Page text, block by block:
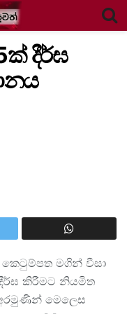
දීර්ඝ
මගින් වීසා
දීර්ඝ කිරීමට නියමිත
මෙලෙස